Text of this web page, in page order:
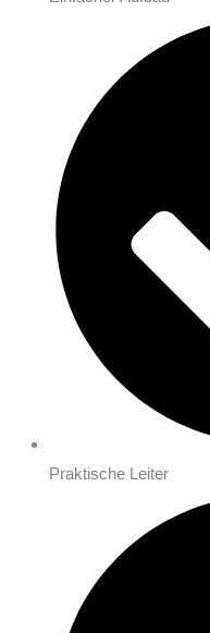
Praktische Leiter